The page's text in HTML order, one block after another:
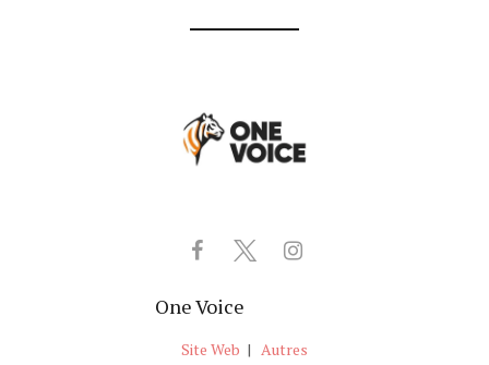
One Voice
Site Web | Autres